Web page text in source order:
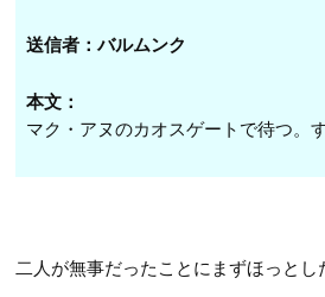
送信者：バルムンク
本文：
マク・アヌのカオスゲートで待つ。
二人が無事だったことにまずほっとし